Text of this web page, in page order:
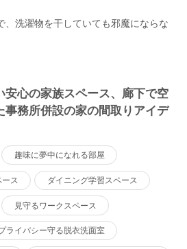
、洗濯物を干していても邪魔にならな
安心の家族スペース、廊下で空
事務所併設の家の間取りアイデ
趣味に夢中になれる部屋
ス ダイニング学習スペース
見守るワークスペース
ライバシー守る脱衣洗面室